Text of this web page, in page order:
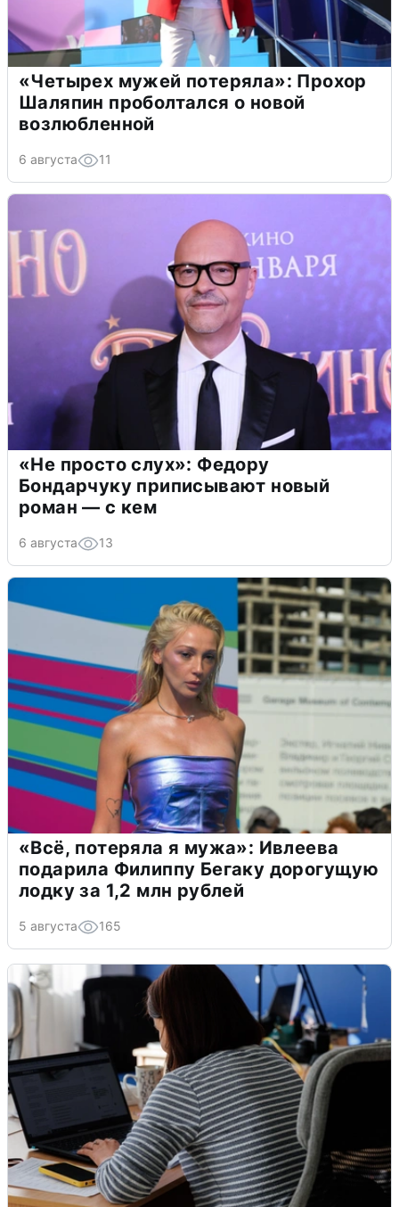
«Четырех мужей потеряла»: Прохор
Шаляпин проболтался о новой
возлюбленной
6 августа 11
«Не просто слух»: Федору
Бондарчуку приписывают новый
роман — с кем
6 августа 13
«Всё, потеряла я мужа»: Ивлеева
подарила Филиппу Бегаку дорогущую
лодку за 1,2 млн рублей
5 августа 165